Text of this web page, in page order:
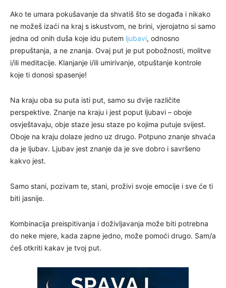
Ako te umara pokušavanje da shvatiš što se događa i nikako
ne možeš izaći na kraj s iskustvom, ne brini, vjerojatno si samo
jedna od onih duša koje idu putem ljubavi, odnosno
prepuštanja, a ne znanja. Ovaj put je put pobožnosti, molitve
i/ili meditacije. Klanjanje i/ili umirivanje, otpuštanje kontrole
koje ti donosi spasenje!
Na kraju oba su puta isti put, samo su dvije različite
perspektive. Znanje na kraju i jest poput ljubavi – oboje
osvještavaju, obje staze jesu staze po kojima putuje svijest.
Oboje na kraju dolaze jedno uz drugo. Potpuno znanje shvaća
da je ljubav. Ljubav jest znanje da je sve dobro i savršeno
kakvo jest.
Samo stani, pozivam te, stani, proživi svoje emocije i sve će ti
biti jasnije.
Kombinacija preispitivanja i doživljavanja može biti potrebna
do neke mjere, kada zapne jedno, može pomoći drugo. Sam/a
ćeš otkriti kakav je tvoj put.